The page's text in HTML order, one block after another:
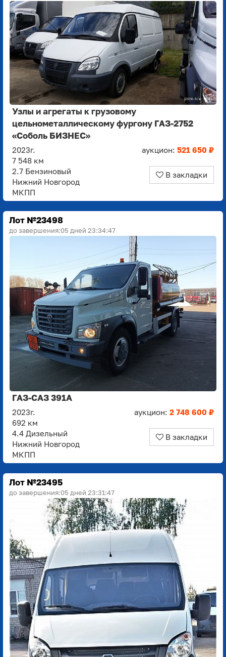
Узлы и агрегаты к грузовому
цельнометаллическому фургону ГАЗ-2752
«Соболь БИЗНЕС»
2023г.
7 548 км
2.7 Бензиновый
Нижний Новгород
МКПП
аукцион: 521 650 ₽
В закладки
Лот №23498
до завершения:05 дней 23:34:45
ГАЗ-САЗ 391A
2023г.
692 км
4.4 Дизельный
Нижний Новгород
МКПП
аукцион: 2 748 600 ₽
В закладки
Лот №23495
до завершения:05 дней 23:31:45